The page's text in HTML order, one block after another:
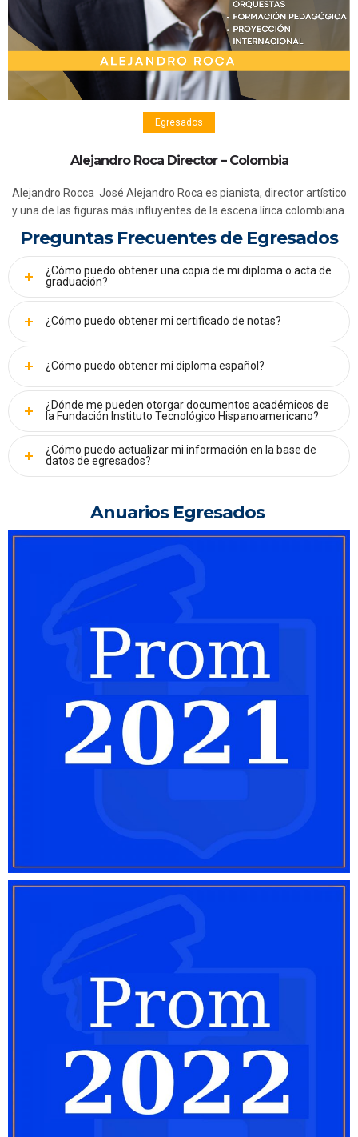
Egresados
Alejandro Roca Director – Colombia
Alejandro Rocca José Alejandro Roca es pianista, director artístico
y una de las figuras más influyentes de la escena lírica colombiana.
Preguntas Frecuentes de Egresados
¿Cómo puedo obtener una copia de mi diploma o acta de
graduación?
¿Cómo puedo obtener mi certificado de notas?
¿Cómo puedo obtener mi diploma español?
¿Dónde me pueden otorgar documentos académicos de
la Fundación Instituto Tecnológico Hispanoamericano?
¿Cómo puedo actualizar mi información en la base de
datos de egresados?
Anuarios Egresados